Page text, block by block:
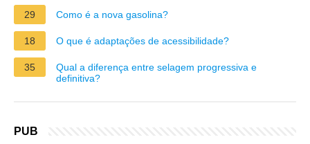
29
Como é a nova gasolina?
18 O que é adaptações de acessibilidade?
35
Qual a diferença entre selagem progressiva e
definitiva?
PUB